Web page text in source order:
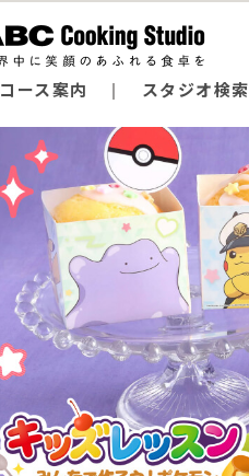
コース案内 スタジオ検索